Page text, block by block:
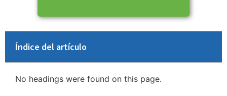
Índice del artículo
No headings were found on this page.